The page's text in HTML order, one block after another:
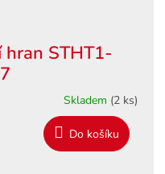
hran STHT1-
Skladem (2 ks)
Do košíku